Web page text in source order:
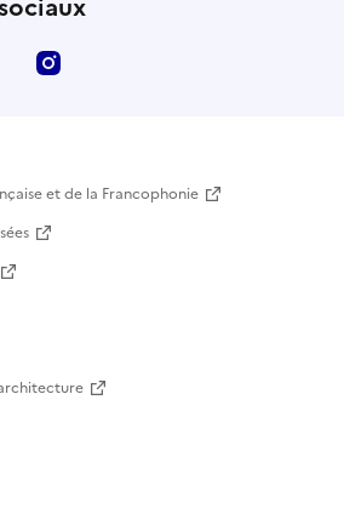
Facebook
et de la Francophonie